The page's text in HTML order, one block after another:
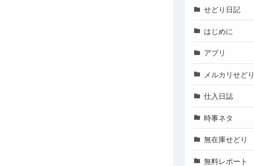
せどり日記
はじめに
アプリ
メルカリせどり
仕入日誌
時事ネタ
無在庫せどり
無料レポート